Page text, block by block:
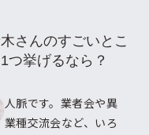
さんのすごいとこ
つ挙げるなら？
人脈です。業者会や異
業種交流会など、いろ